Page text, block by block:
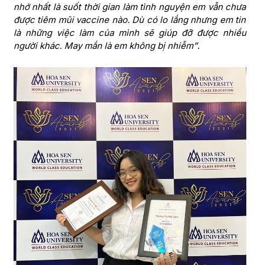
nhớ nhất là suốt thời gian làm tình nguyện em vẫn chưa
được tiêm mũi vaccine nào. Dù có lo lắng nhưng em tin
là những việc làm của mình sẽ giúp đỡ được nhiều
người khác. May mắn là em không bị nhiễm”.